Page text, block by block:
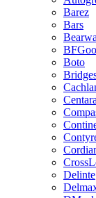
Barez
Bars
Boto
Centara
Delinte